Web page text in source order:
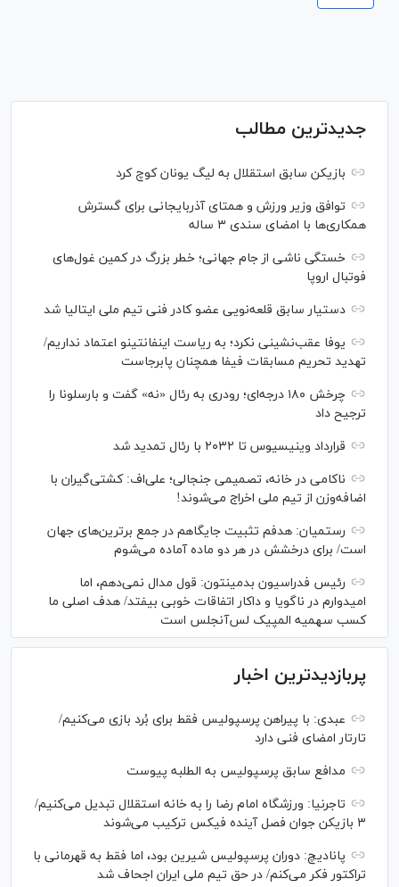
جدیدترین مطالب
بازیکن سابق استقلال به لیگ یونان کوچ کرد
توافق وزیر ورزش و همتای آذربایجانی برای گسترش
همکاری‌ها با امضای سندی ۳ ساله
خستگی ناشی از جام جهانی؛ خطر بزرگ در کمین غول‌های
فوتبال اروپا
دستیار سابق قلعه‌نویی عضو کادر فنی تیم ملی ایتالیا شد
یوفا عقب‌نشینی نکرد؛ به ریاست اینفانتینو اعتماد نداریم/
تهدید تحریم مسابقات فیفا همچنان پابرجاست
چرخش ۱۸۰ درجه‌ای؛ رودری به رئال «نه» گفت و بارسلونا را
ترجیح داد
قرارداد وینیسیوس تا ۲۰۳۲ با رئال‌ تمدید شد
ناکامی در خانه، تصمیمی جنجالی؛ علی‌اف: کشتی‌گیران با
اضافه‌وزن از تیم ملی اخراج می‌شوند!
رستمیان: هدفم تثبیت جایگاهم در جمع برترین‌های جهان
است/ برای درخشش در هر دو ماده آماده می‌شوم
رئیس فدراسیون بدمینتون: قول مدال نمی‌دهم، اما
امیدوارم در ناگویا و داکار اتفاقات خوبی بیفتد/ هدف اصلی ما
کسب سهمیه المپیک لس‌آنجلس است
پربازدیدترین اخبار
عبدی: با پیراهن پرسپولیس فقط برای بُرد بازی می‌کنیم/
تارتار امضای فنی دارد
مدافع سابق پرسپولیس به الطلبه پیوست
تاجرنیا: ورزشگاه امام رضا را به خانه استقلال تبدیل می‌کنیم/
۳ بازیکن جوان فصل آینده فیکس ترکیب می‌شوند
پانادیچ: دوران پرسپولیس شیرین بود، اما فقط به قهرمانی با
تراکتور فکر می‌کنم/ در حق تیم ملی ایران اجحاف شد